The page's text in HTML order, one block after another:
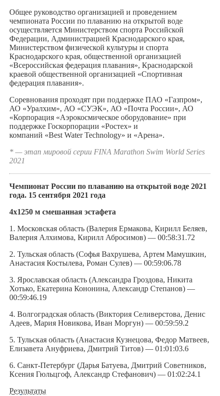
Общее руководство организацией и проведением
чемпионата России по плаванию на открытой воде
осуществляется Министерством спорта Российской
Федерации, Администрацией Краснодарского края,
Министерством физической культуры и спорта
Краснодарского края, общественной организацией
«Всероссийская федерация плавания», Краснодарской
краевой общественной организацией «Спортивная
федерация плавания».
Соревнования проходят при поддержке ПАО «Газпром»,
АО «Уралхим», АО «СУЭК», АО «Почта России», АО
«Корпорация «Аэрокосмическое оборудование» при
поддержке Госкорпорации «Ростех» и
компаний «Best Water Technology» и «Арена».
* — этап мировой серии FINA Marathon Swim World Series
2021
Чемпионат России по плаванию на открытой воде 2021
года. 15 сентября 2021 года
4х1250 м смешанная эстафета
1. Московская область (Валерия Ермакова, Кирилл Беляев,
Валерия Алхимова, Кирилл Абросимов) — 00:58:31.72
2. Тульская область (Софья Вахрушева, Артем Мамушкин,
Анастасия Костылева, Роман Сулев) — 00:59:06.78
3. Ярославская область (Александра Гроздова, Никита
Хотько, Екатерина Кононина, Александр Степанов) —
00:59:46.19
4. Волгоградская область (Виктория Селиверстова, Денис
Адеев, Мария Новикова, Иван Моргун) — 00:59:59.2
5. Тульская область (Анастасия Кузнецова, Федор Матвеев,
Елизавета Ануфриева, Дмитрий Титов) — 01:01:03.6
6. Санкт-Петербург (Дарья Батуева, Дмитрий Советников,
Ксения Гюльцгоф, Александр Стефанович) — 01:02:24.1
Результаты